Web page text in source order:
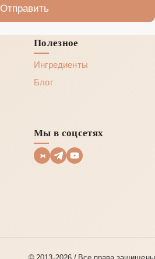
Отправить
Полезное
Ингредиенты
Блог
Мы в соцсетях
© 2013‑2026 / Все права защищены